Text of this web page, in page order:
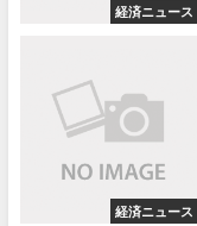
経済ニュース
経済ニュース